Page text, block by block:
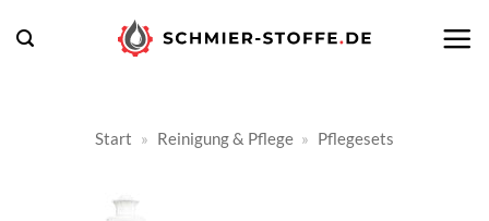
Inhalt
Start » Reinigung & Pflege » Pflegesets